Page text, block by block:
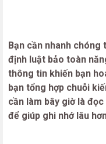
Bạn cần nhanh
định luật bảo toàn
thông tin khiến bạn
bạn tổng hợp chuỗi
cần làm bây giờ là
để giúp ghi nhớ lâu